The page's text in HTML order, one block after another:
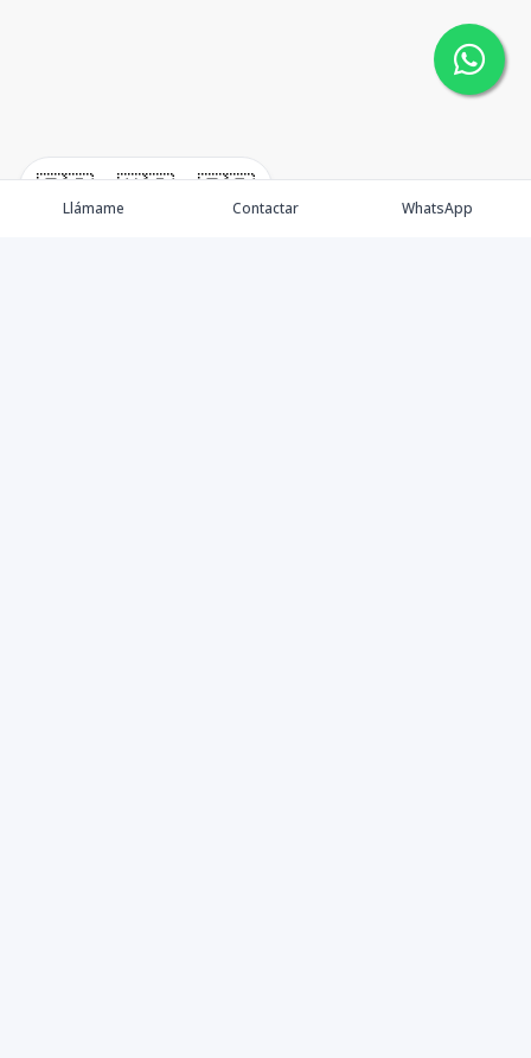
🇪🇸 🇺🇸 🇫🇷
Llámame Contactar WhatsApp